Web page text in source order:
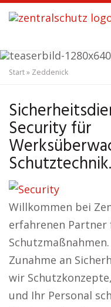
Skip
to
content
Start» Zeddenick
Security für
Schutztechnik.
Willkommen bei
erfahrenen
Zunahme an
wir
und Ihr Personal